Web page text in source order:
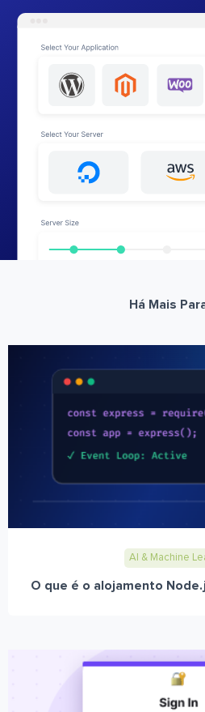
Há Mais
AI & Machine
O que é o alojamento